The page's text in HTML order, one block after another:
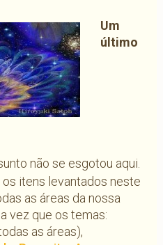
Um
último
não se esgotou aqui.
itens levantados neste
as áreas da nossa
vez que os temas:
as áreas),